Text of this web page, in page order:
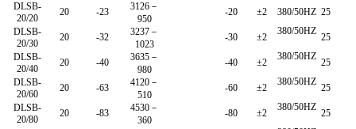
DLSB-
20/20
20 -23
3126－
950
-20 ±2 380/50HZ 25
DLSB-
20/30
20 -32
3237－
1023
-30 ±2
380/50HZ
25
DLSB-
20/40
20 -40
3635－
980
-40 ±2
380/50HZ
25
DLSB-
20/60
20 -63
4120－
510
-60 ±2
380/50HZ
25
DLSB-
20/80
20 -83
4530－
360
-80 ±2
380/50HZ
25